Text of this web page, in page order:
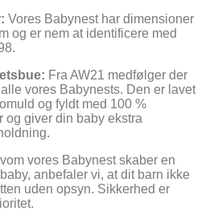
Vores Babynest har dimensioner
og er nem at identificere med
Fra AW21 medfølger der
vores Babynests. Den er lavet
og fyldt med 100 %
og giver din baby ekstra
vores Babynest skaber en
anbefaler vi, at dit barn ikke
uden opsyn. Sikkerhed er